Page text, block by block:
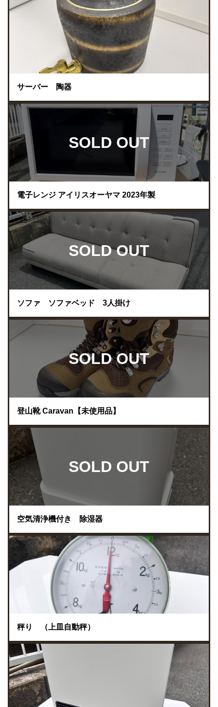
サーバー 陶器
SOLD OUT
電子レンジ アイリスオーヤマ 2023年製
SOLD OUT
ソファ ソファベッド 3人掛け
SOLD OUT
登山靴 Caravan【未使用品】
SOLD OUT
空気清浄機付き 除湿器
秤り （上皿自動秤）